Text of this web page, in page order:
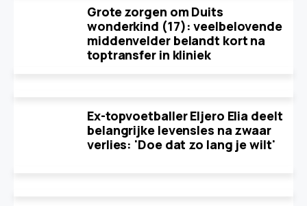
Grote zorgen om Duits
wonderkind (17): veelbelovende
middenvelder belandt kort na
toptransfer in kliniek
Ex-topvoetballer Eljero Elia deelt
belangrijke levensles na zwaar
verlies: 'Doe dat zo lang je wilt'